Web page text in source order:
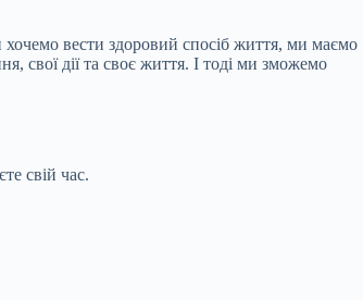
вести здоровий спосіб життя, ми маємо
свої дії та своє життя. І тоді ми зможемо
свій час.